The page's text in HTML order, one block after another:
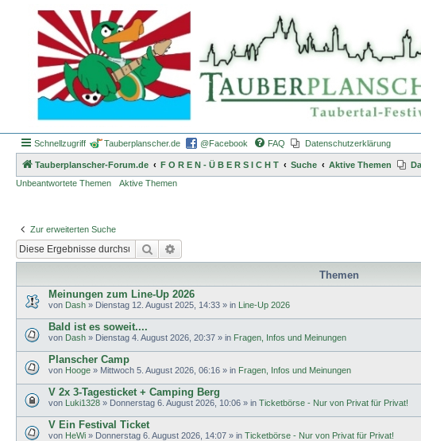
Schnellzugriff Tauberplanscher.de @Facebook FAQ Datenschutzerklärung
Tauberplanscher-Forum.de F O R E N - Ü B E R S I C H T Suche Aktive Themen
Unbeantwortete Themen
Aktive Themen
Zur erweiterten Suche
Suche
Themen
Meinungen zum Line-Up 2026
von Dash » Dienstag 12. August 2025, 14:33 » in Line-Up 2026
Bald ist es soweit....
von Dash » Dienstag 4. August 2026, 20:37 » in Fragen, Infos und Meinungen
Planscher Camp
von Hooge » Mittwoch 5. August 2026, 06:16 » in Fragen, Infos und Meinungen
V 2x 3-Tagesticket + Camping Berg
von Luki1328 » Donnerstag 6. August 2026, 10:06 » in Ticketbörse - Nur von Privat für Privat!
V Ein Festival Ticket
von HeWi » Donnerstag 6. August 2026, 14:07 » in Ticketbörse - Nur von Privat für Privat!